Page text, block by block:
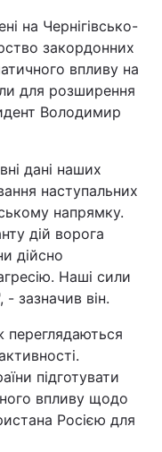
на Чернігівсько-
закордонних
впливу на
для розширення
Володимир
дані наших
наступальних
напрямку.
дій ворога
дійсно
Наші сили
- зазначив він.
переглядаються
підготувати
впливу щодо
Росією для